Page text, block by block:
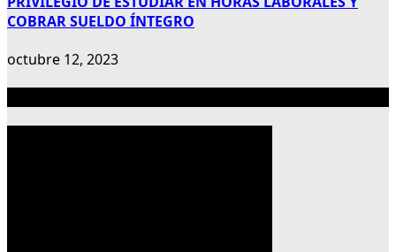
COBRAR SUELDO ÍNTEGRO
octubre 12, 2023